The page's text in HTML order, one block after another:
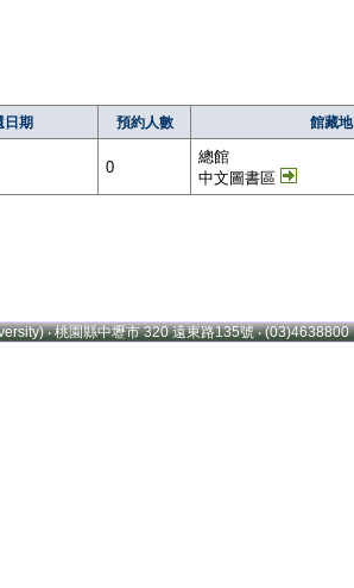
日期 預約人數 館藏地
0
總館
中文圖書區
‧ 桃園縣中壢市 320 遠東路135號 ‧ (03)4638800